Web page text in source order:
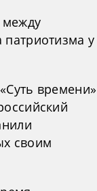
между
у
времени»
своим